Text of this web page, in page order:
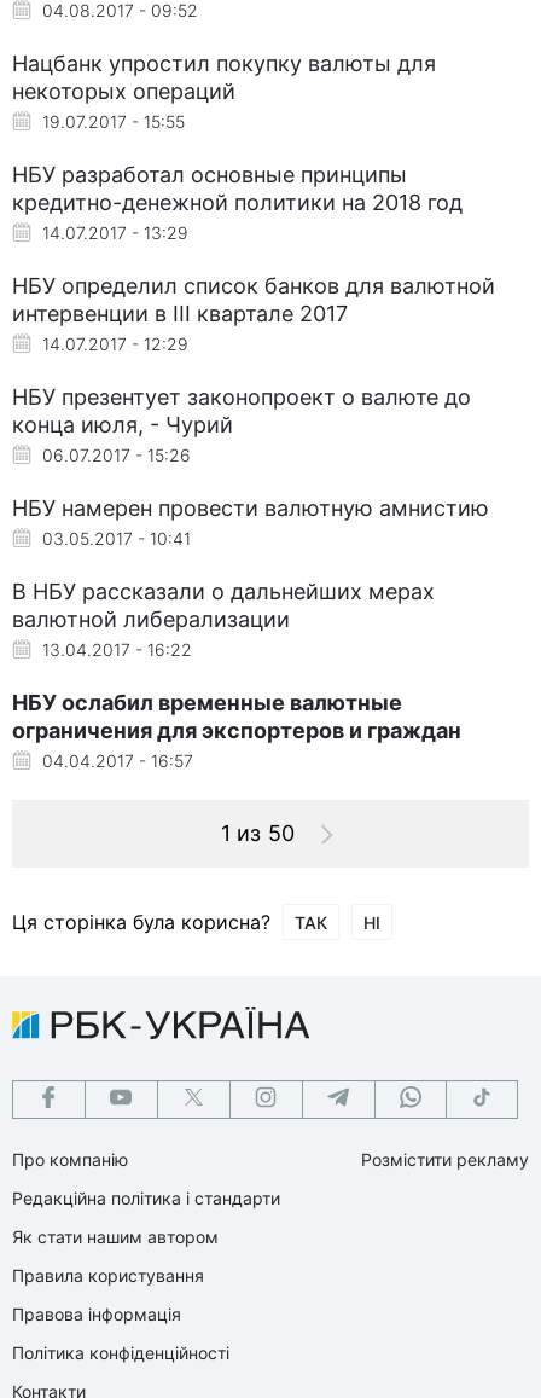
04.08.2017 - 09:52
Нацбанк упростил покупку валюты для
некоторых операций
19.07.2017 - 15:55
НБУ разработал основные принципы
кредитно-денежной политики на 2018 год
14.07.2017 - 13:29
НБУ определил список банков для валютной
интервенции в III квартале 2017
14.07.2017 - 12:29
НБУ презентует законопроект о валюте до
конца июля, - Чурий
06.07.2017 - 15:26
НБУ намерен провести валютную амнистию
03.05.2017 - 10:41
В НБУ рассказали о дальнейших мерах
валютной либерализации
13.04.2017 - 16:22
НБУ ослабил временные валютные
ограничения для экспортеров и граждан
04.04.2017 - 16:57
1 из 50
Ця сторінка була корисна? ТАК НІ
Про компанію
Редакційна політика і стандарти
Як стати нашим автором
Правила користування
Правова інформація
Політика конфіденційності
Контакти
Розмістити рекламу